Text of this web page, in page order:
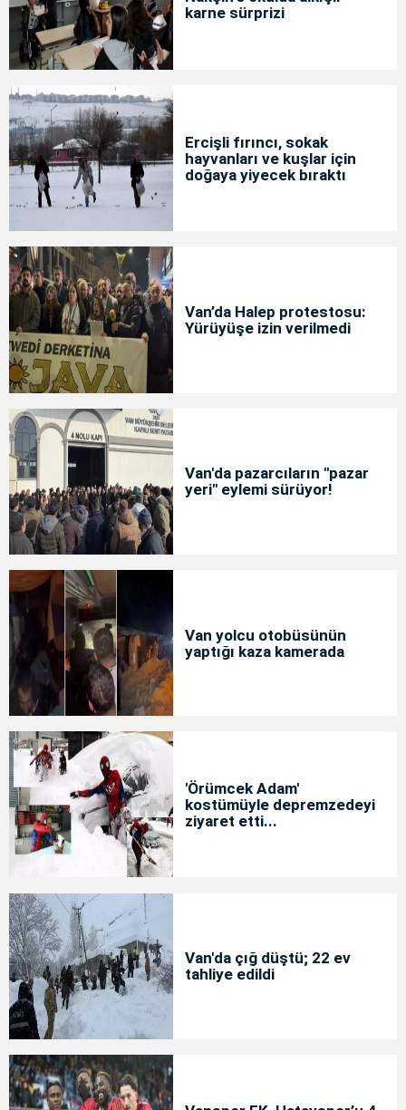
karne sürprizi
Ercişli fırıncı, sokak
hayvanları ve kuşlar için
doğaya yiyecek bıraktı
Van’da Halep protestosu:
Yürüyüşe izin verilmedi
Van'da pazarcıların "pazar
yeri" eylemi sürüyor!
Van yolcu otobüsünün
yaptığı kaza kamerada
'Örümcek Adam'
kostümüyle depremzedeyi
ziyaret etti...
Van'da çığ düştü; 22 ev
tahliye edildi